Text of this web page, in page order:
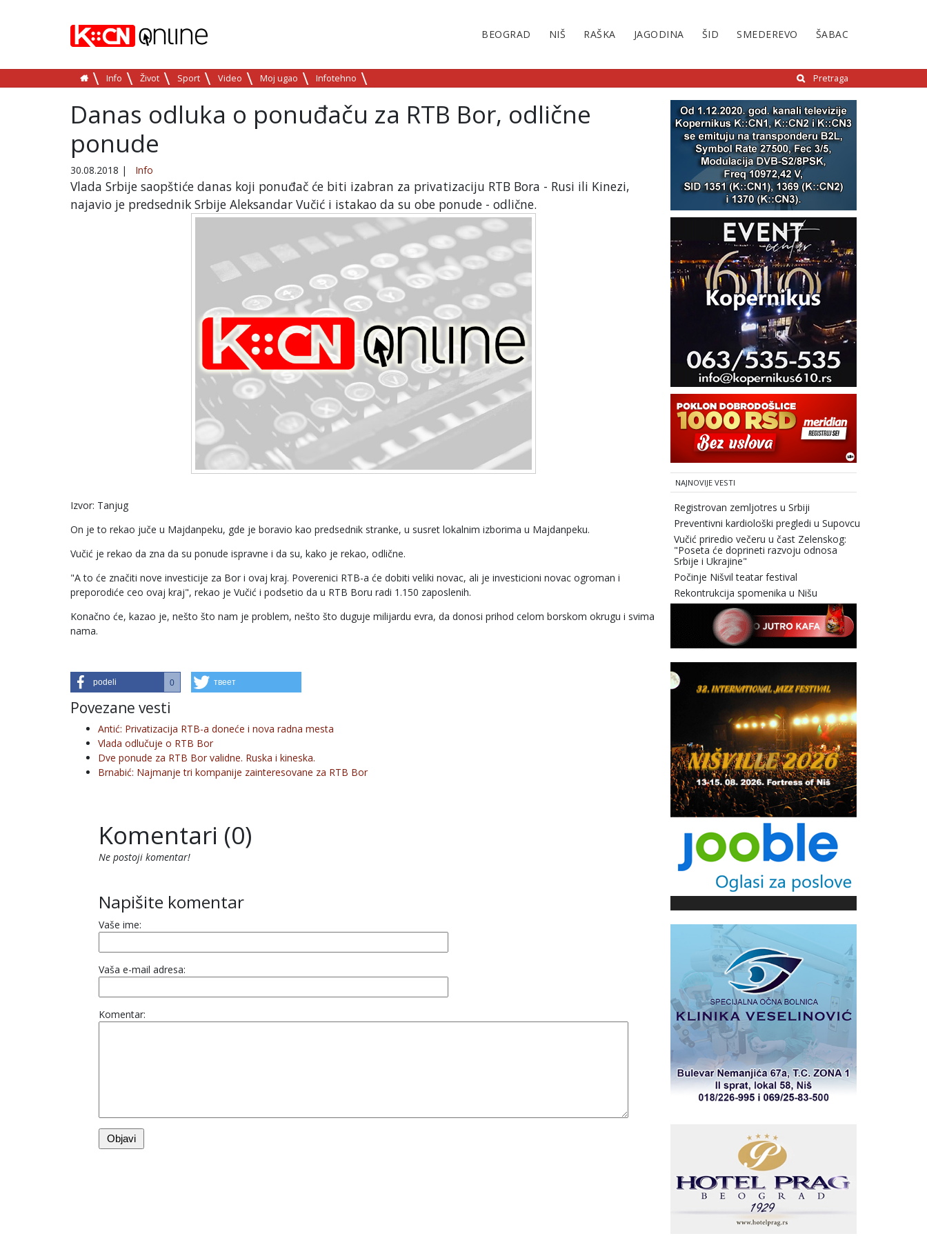
BEOGRAD NIŠ RAŠKA JAGODINA ŠID SMEDEREVO ŠABAC
Info Život Sport Video Moj ugao Infotehno Pretraga
Danas odluka o ponuđaču za RTB Bor, odlične
ponude
30.08.2018 | Info
Vlada Srbije saopštiće danas koji ponuđač će biti izabran za privatizaciju RTB Bora - Rusi ili Kinezi,
najavio je predsednik Srbije Aleksandar Vučić i istakao da su obe ponude - odlične.
Izvor: Tanjug
On je to rekao juče u Majdanpeku, gde je boravio kao predsednik stranke, u susret lokalnim izborima u Majdanpeku.
Vučić je rekao da zna da su ponude ispravne i da su, kako je rekao, odlične.
"A to će značiti nove investicije za Bor i ovaj kraj. Poverenici RTB-a će dobiti veliki novac, ali je investicioni novac ogroman i
preporodiće ceo ovaj kraj", rekao je Vučić i podsetio da u RTB Boru radi 1.150 zaposlenih.
Konačno će, kazao je, nešto što nam je problem, nešto što duguje milijardu evra, da donosi prihod celom borskom okrugu i svima
nama.
podeli 0 твеет
Povezane vesti
Antić: Privatizacija RTB-a doneće i nova radna mesta
Vlada odlučuje o RTB Bor
Dve ponude za RTB Bor validne. Ruska i kineska.
Brnabić: Najmanje tri kompanije zainteresovane za RTB Bor
Komentari (0)
Ne postoji komentar!
Napišite komentar
Vaše ime:
Vaša e-mail adresa:
Komentar:
NAJNOVIJE VESTI
Registrovan zemljotres u Srbiji
Preventivni kardiološki pregledi u Supovcu
Vučić priredio večeru u čast Zelenskog:
"Poseta će doprineti razvoju odnosa
Srbije i Ukrajine"
Počinje Nišvil teatar festival
Rekontrukcija spomenika u Nišu